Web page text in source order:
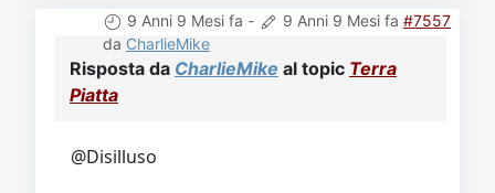
9 Anni 9 Mesi fa - 9 Anni 9 Mesi fa #7557
da CharlieMike
Risposta da CharlieMike al topic Terra
Piatta
@Disilluso